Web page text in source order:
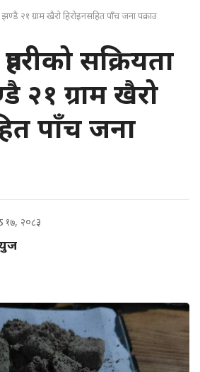
झण्डै २१ ग्राम खैरो हिरोइनसहित पाँच जना पक्राउ
सक्रियता
२१ ग्राम खैरो
पाँच जना
२०८३